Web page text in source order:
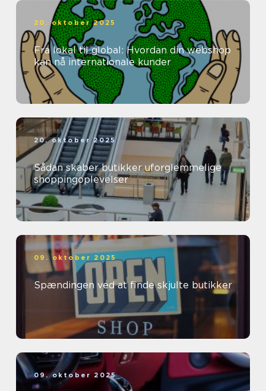
20. oktober 2025
Fra lokal til global: Hvordan din webshop
kan nå internationale kunder
20. oktober 2025
Sådan skaber butikker uforglemmelige
shoppingoplevelser
09. oktober 2025
Spændingen ved at finde skjulte butikker
09. oktober 2025